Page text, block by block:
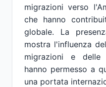
migrazioni verso
che hanno
globale. La
mostra l'influenza
migrazioni e delle
hanno permesso a
una portata